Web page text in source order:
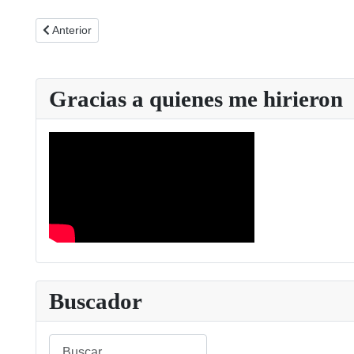
Artículo anterior: Expertas alertan del uso de pantallas en
Anterior
Gracias a quienes me hirieron
Buscador
Buscar